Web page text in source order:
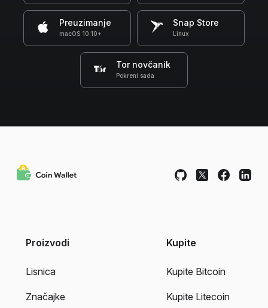
Preuzimanje
macOS 10.10+
Snap Store
Linux
Tor novčanik
Pokreni sada
Proizvodi
Lisnica
Značajke
Kupite
Kupite Bitcoin
Kupite Litecoin